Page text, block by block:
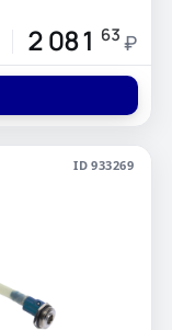
2 081 63 ₽
ID 933269